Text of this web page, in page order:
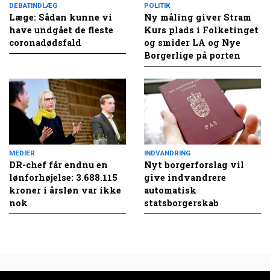
DEBATINDLÆG
Læge: Sådan kunne vi
have undgået de fleste
coronadødsfald
POLITIK
Ny måling giver Stram
Kurs plads i Folketinget
og smider LA og Nye
Borgerlige på porten
MEDIER
DR-chef får endnu en
lønforhøjelse: 3.688.115
kroner i årsløn var ikke
nok
INDVANDRING
Nyt borgerforslag vil
give indvandrere
automatisk
statsborgerskab